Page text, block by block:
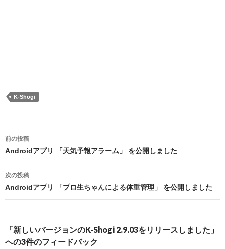
K-Shogi
投
稿
ナ
ビ
ー
シ
前の投稿
Androidアプリ 「天気予報アラーム」 を公開しました
次の投稿
Androidアプリ 「プロ生ちゃんによる体重管理」 を公開しました
「新しいバージョンのK-Shogi 2.9.03をリリースしました」
への3件のフィードバック